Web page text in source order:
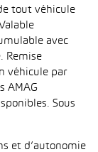
tout véhicule
avec
Remise
véhicule par
AMAG
Sous
et d’autonomie